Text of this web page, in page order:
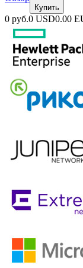
Купить
0 руб.0 USD0.00